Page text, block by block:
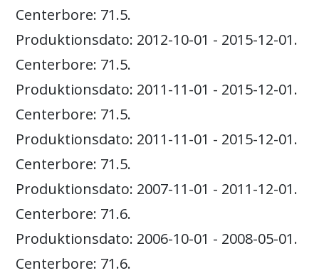
Centerbore: 71.5.
Produktionsdato: 2012-10-01 - 2015-12-01.
Centerbore: 71.5.
Produktionsdato: 2011-11-01 - 2015-12-01.
Centerbore: 71.5.
Produktionsdato: 2011-11-01 - 2015-12-01.
Centerbore: 71.5.
Produktionsdato: 2007-11-01 - 2011-12-01.
Centerbore: 71.6.
Produktionsdato: 2006-10-01 - 2008-05-01.
Centerbore: 71.6.